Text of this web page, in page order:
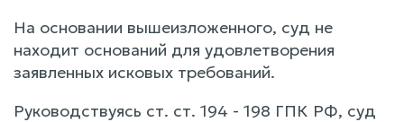
На основании вышеизложенного, суд не
находит оснований для удовлетворения
заявленных исковых требований.
Руководствуясь ст. ст. 194 - 198 ГПК РФ, суд